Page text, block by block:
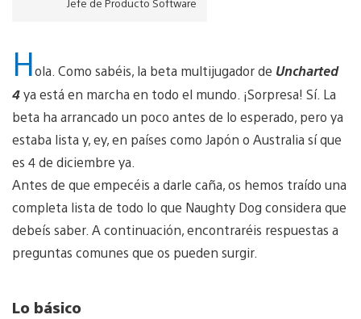
Hola. Como sabéis, la beta multijugador de Uncharted
4ya está en marcha en todo el mundo. ¡Sorpresa! Sí. La
beta ha arrancado un poco antes de lo esperado, pero ya
estaba lista y, ey, en países como Japón o Australia sí que
es 4 de diciembre ya.
Antes de que empecéis a darle caña, os hemos traído una
completa lista de todo lo que Naughty Dog considera que
debeís saber. A continuación, encontraréis respuestas a
preguntas comunes que os pueden surgir.
Lo básico